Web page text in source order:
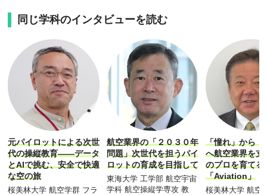
同じ学科のインタビューを読む
元パイロットによる次世
代の操縦教育――データ
とAIで挑む、安全で快適
な空の旅
桜美林大学 航空学群 フラ
航空業界の「２０３０年
問題」次世代を担うパイ
ロットの育成を目指して
東海大学 工学部 航空宇宙
学科 航空操縦学専攻 教
「憧れ」から「
へ航空業界を支
のプロを育てる
「Aviation」
桜美林大学 航空